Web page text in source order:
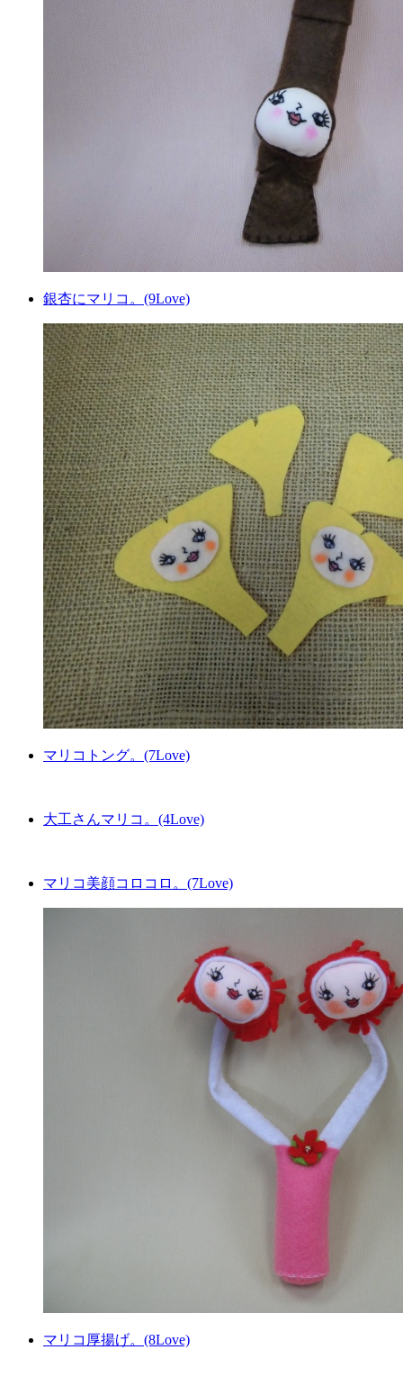
銀杏にマリコ。(9Love)
マリコトング。(7Love)
大工さんマリコ。(4Love)
マリコ美顔コロコロ。(7Love)
マリコ厚揚げ。(8Love)